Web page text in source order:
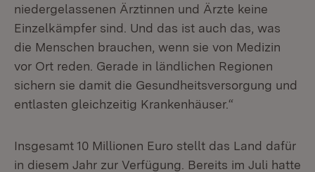
niedergelassenen Ärztinnen und Ärzte keine
Einzelkämpfer sind. Und das ist auch das, was
die Menschen brauchen, wenn sie von Medizin
vor Ort reden. Gerade in ländlichen Regionen
sichern sie damit die Gesundheitsversorgung und
entlasten gleichzeitig Krankenhäuser.“
Insgesamt 10 Millionen Euro stellt das Land dafür
in diesem Jahr zur Verfügung. Bereits im Juli hatte